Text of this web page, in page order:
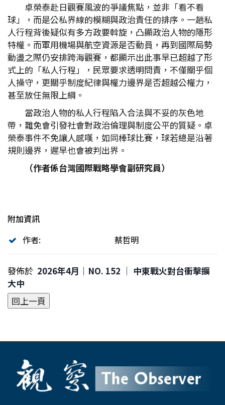
卓榮泰赴日觀賽風波的爭議焦點，並非「看不看
球」，而是公私界線的模糊與政治責任的排序。一趟私
人行程背後疑似有多方政要斡旋，凸顯政治人物的隱形
特權。而軍用機場與航空資源是否動員，再到國際局勢
動盪之際仍安排跨海觀賽，都顯示出此事早已超越了形
式上的「私人行程」，民眾要求透明問責，不僅關乎個
人操守，更關乎制度紀律與權力邊界是否超越公權力，
甚至放任無限上綱。
當政治人物的私人行程陷入合法與不妥的灰色地
帶，難免會引發社會對政治倫理與制度公平的質疑。卓
榮泰事件不免讓人感嘆，如同棒球比賽，球若總是沿著
規則邊界，遲早也會被判出界。
（作者係台灣國際戰略學會副研究員）
附加資訊
作者:
蔡哲明
發佈於 2026年4月｜NO. 152 │ 中東戰火對台衝擊擴
大中